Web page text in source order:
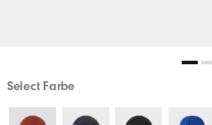
Select Farbe